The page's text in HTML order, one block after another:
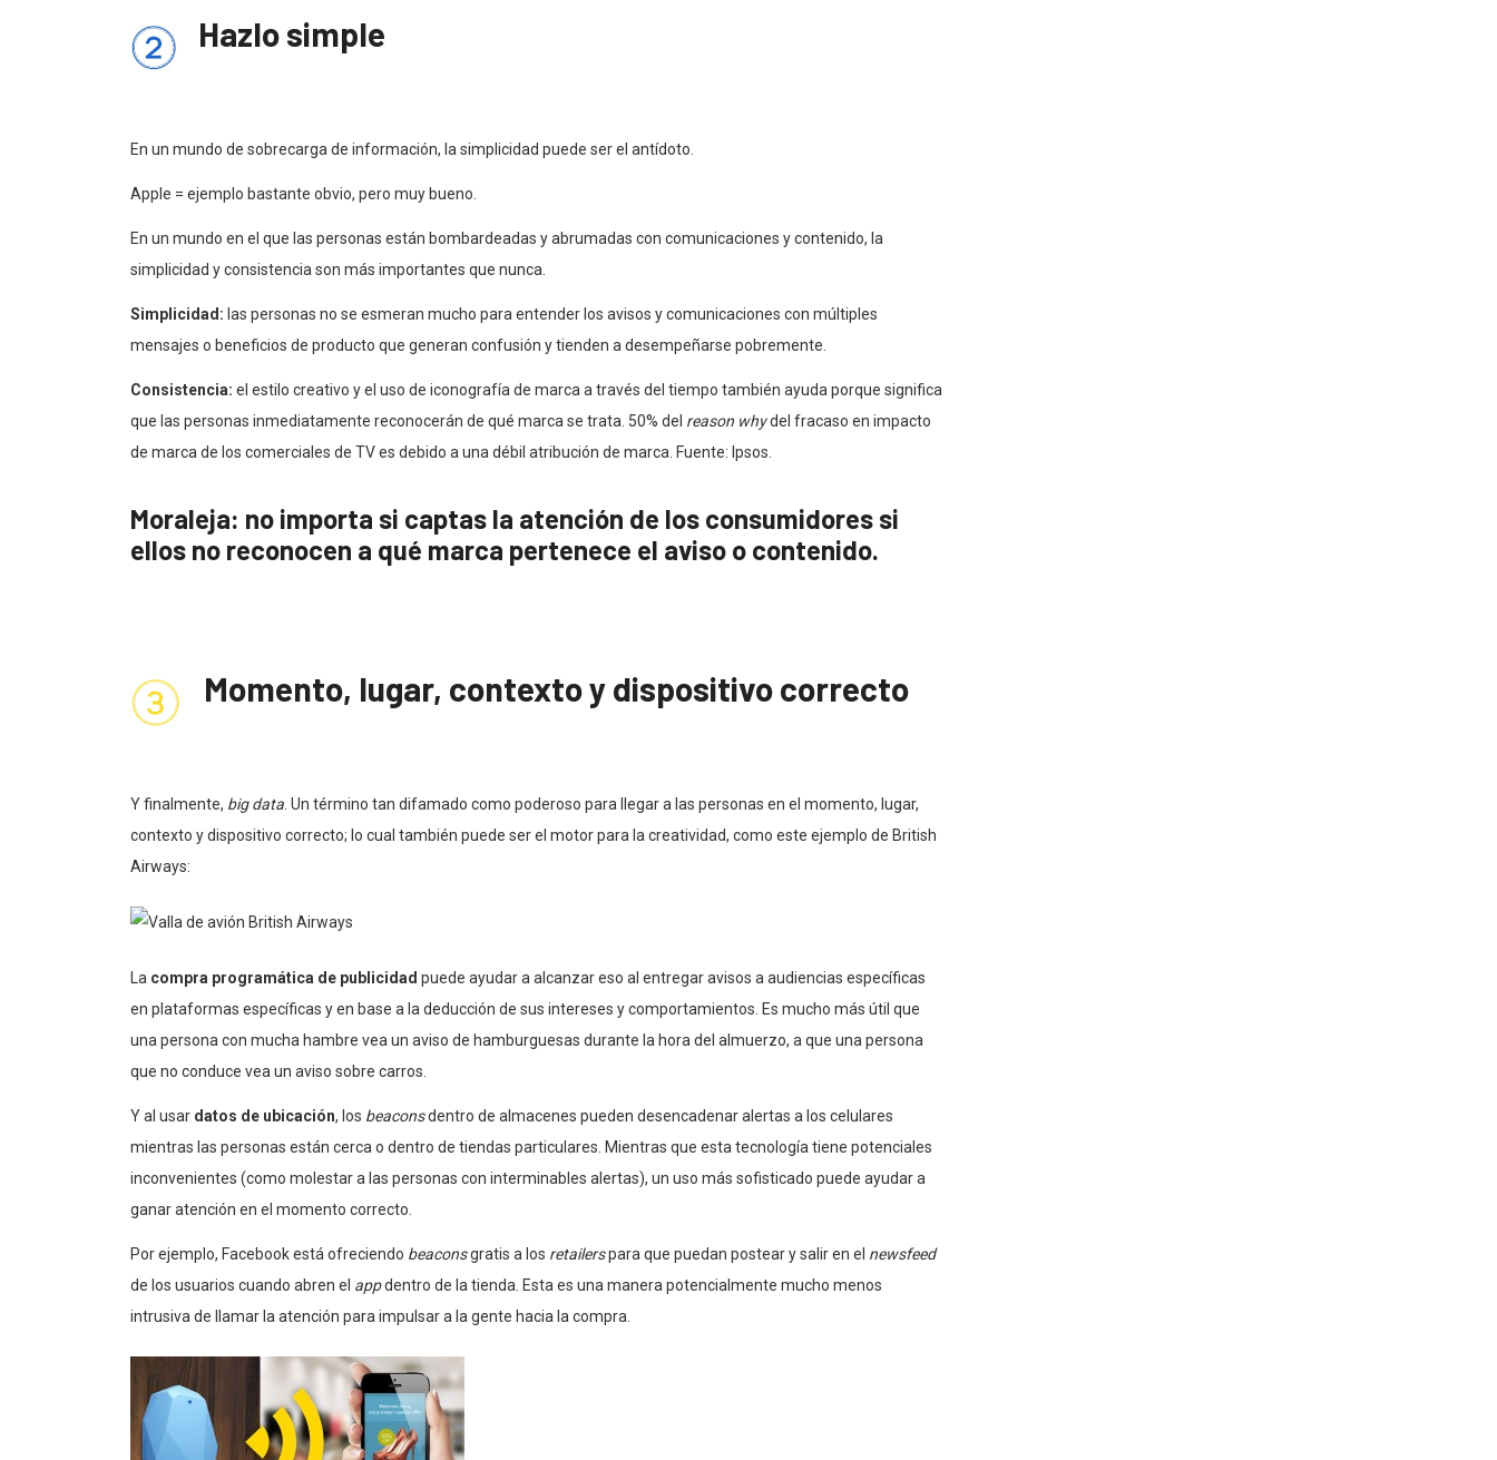
Hazlo simple
En un mundo de sobrecarga de información, la simplicidad puede ser el antídoto.
Apple = ejemplo bastante obvio, pero muy bueno.
En un mundo en el que las personas están bombardeadas y abrumadas con comunicaciones y contenido, la
simplicidad y consistencia son más importantes que nunca.
Simplicidad: las personas no se esmeran mucho para entender los avisos y comunicaciones con múltiples
mensajes o beneficios de producto que generan confusión y tienden a desempeñarse pobremente.
Consistencia: el estilo creativo y el uso de iconografía de marca a través del tiempo también ayuda porque significa
que las personas inmediatamente reconocerán de qué marca se trata. 50% del reason whydel fracaso en impacto
de marca de los comerciales de TV es debido a una débil atribución de marca. Fuente: Ipsos.
Moraleja: no importa si captas la atención de los consumidores si
ellos no reconocen a qué marca pertenece el aviso o contenido.
Momento, lugar, contexto y dispositivo correcto
Y finalmente, big data . Un término tan difamado como poderoso para llegar a las personas en el momento, lugar,
contexto y dispositivo correcto; lo cual también puede ser el motor para la creatividad, como este ejemplo de British
Airways:
La compra programática de publicidad puede ayudar a alcanzar eso al entregar avisos a audiencias específicas
en plataformas específicas y en base a la deducción de sus intereses y comportamientos. Es mucho más útil que
una persona con mucha hambre vea un aviso de hamburguesas durante la hora del almuerzo, a que una persona
que no conduce vea un aviso sobre carros.
Y al usar datos de ubicación, los beaconsdentro de almacenes pueden desencadenar alertas a los celulares
mientras las personas están cerca o dentro de tiendas particulares. Mientras que esta tecnología tiene potenciales
inconvenientes (como molestar a las personas con interminables alertas), un uso más sofisticado puede ayudar a
ganar atención en el momento correcto.
Por ejemplo, Facebook está ofreciendo beaconsgratis a los retailerspara que puedan postear y salir en el newsfeed
de los usuarios cuando abren el appdentro de la tienda. Esta es una manera potencialmente mucho menos
intrusiva de llamar la atención para impulsar a la gente hacia la compra.